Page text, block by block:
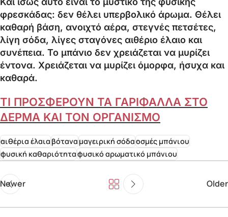
φρεσκάδας: δεν θέλει υπερβολικό άρωμα. Θέλει
καθαρή βάση, ανοιχτό αέρα, στεγνές πετσέτες,
λίγη σόδα, λίγες σταγόνες αιθέριο έλαιο και
συνέπεια. Το μπάνιο δεν χρειάζεται να μυρίζει
έντονα. Χρειάζεται να μυρίζει όμορφα, ήσυχα και
καθαρά.
ΤΙ ΠΡΟΣΦΕΡΟΥΝ ΤΑ ΓΑΡΙΦΑΛΛΑ ΣΤΟ
ΔΕΡΜΑ ΚΑΙ ΤΟΝ ΟΡΓΑΝΙΣΜΟ
αιθέρια έλαιαβόταναμαγειρική σόδαοσμές μπάνιου
φυσική καθαριότηταφυσικό αρωματικό μπάνιου
Newer Older